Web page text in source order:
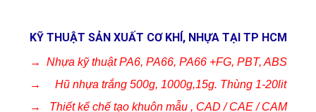
KỸ THUẬT SẢN XUẤT CƠ KHÍ, NHỰA TẠI TP HCM
→
Nhựa kỹ thuật PA6, PA66, PA66 +FG, PBT, ABS
→ Hũ nhựa trắng 500g, 1000g,15g. Thùng 1-20lit
→ Thiết kế chế tạo khuôn mẫu , CAD / CAE / CAM